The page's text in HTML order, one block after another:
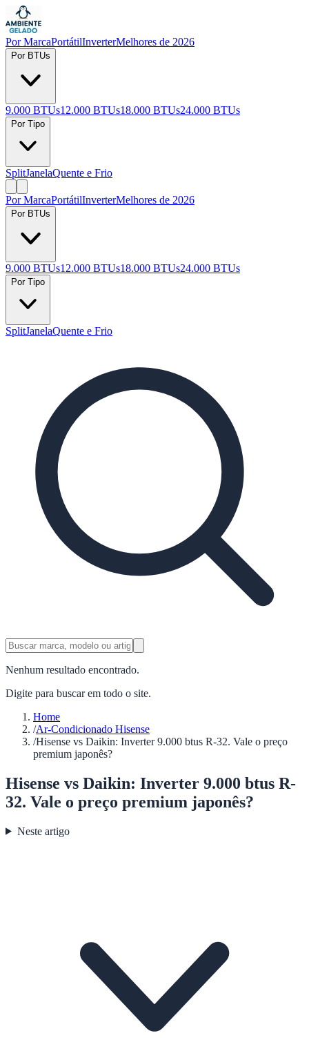
Por MarcaPortátilInverterMelhores de 2026
Por BTUs
9.000 BTUs12.000 BTUs18.000 BTUs24.000 BTUs
Por Tipo
SplitJanelaQuente e Frio
Por MarcaPortátilInverterMelhores de 2026
Por BTUs
9.000 BTUs12.000 BTUs18.000 BTUs24.000 BTUs
Por Tipo
SplitJanelaQuente e Frio
Nenhum resultado encontrado.
Digite para buscar em todo o site.
Home
/Ar-Condicionado Hisense
/Hisense vs Daikin: Inverter 9.000 btus R-32. Vale o preço
premium japonês?
Hisense vs Daikin: Inverter 9.000 btus R-
32. Vale o preço premium japonês?
Neste artigo